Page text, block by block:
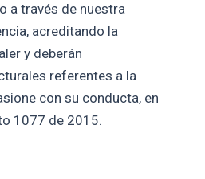
a través de nuestra
acreditando la
y deberán
referentes a la
con su conducta, en
1077 de 2015.